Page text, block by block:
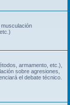
armamento, etc.),
sobre agresiones,
el debate técnico.